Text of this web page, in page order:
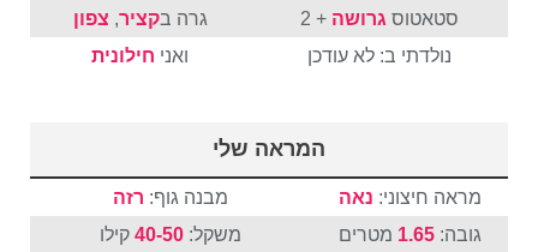
סטאטוס גרושה + 2 גרה בקציר, צפון
נולדתי ב: לא עודכן
ואני חילונית
המראה שלי
מראה חיצוני: נאה מבנה גוף: רזה
גובה:1.65 מטרים משקל: 40-50 קילו